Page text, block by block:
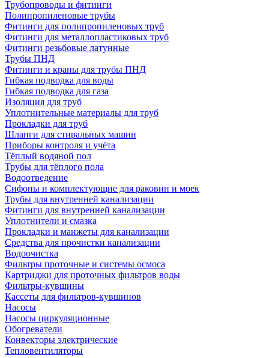
Трубопроводы и фитинги
Полипропиленовые трубы
Фитинги для полипропиленовых труб
Фитинги для металлопластиковых труб
Фитинги резьбовые латунные
Трубы ПНД
Фитинги и краны для трубы ПНД
Гибкая подводка для воды
Гибкая подводка для газа
Изоляция для труб
Уплотнительные материалы для труб
Прокладки для труб
Шланги для стиральных машин
Приборы контроля и учёта
Тёплый водяной пол
Трубы для тёплого пола
Водоотведение
Сифоны и комплектующие для раковин и моек
Трубы для внутренней канализации
Фитинги для внутренней канализации
Уплотнители и смазка
Прокладки и манжеты для канализации
Средства для прочистки канализации
Водоочистка
Фильтры проточные и системы осмоса
Картриджи для проточных фильтров воды
Фильтры-кувшины
Кассеты для фильтров-кувшинов
Насосы
Насосы циркуляционные
Обогреватели
Конвекторы электрические
Тепловентиляторы